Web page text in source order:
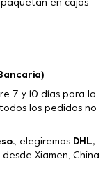
en cajas
7 y 10 días para la
los pedidos no
, elegiremos DHL,
Xiamen, China